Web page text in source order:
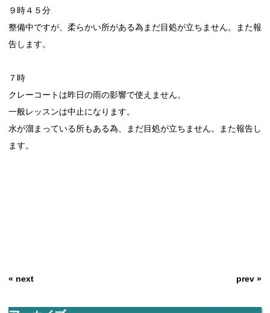
９時４５分
整備中ですが、柔らかい所がある為まだ目処が立ちません。また報
告します。
７時
クレーコートは昨日の雨の影響で使えません。
一般レッスンは中止になります。
水が溜まっている所もある為、まだ目処が立ちません。また報告し
ます。
« next prev »